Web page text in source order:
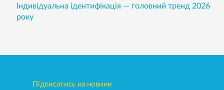
Індивідуальна ідентифікація — головний тренд 2026
року
Підписатись на новини